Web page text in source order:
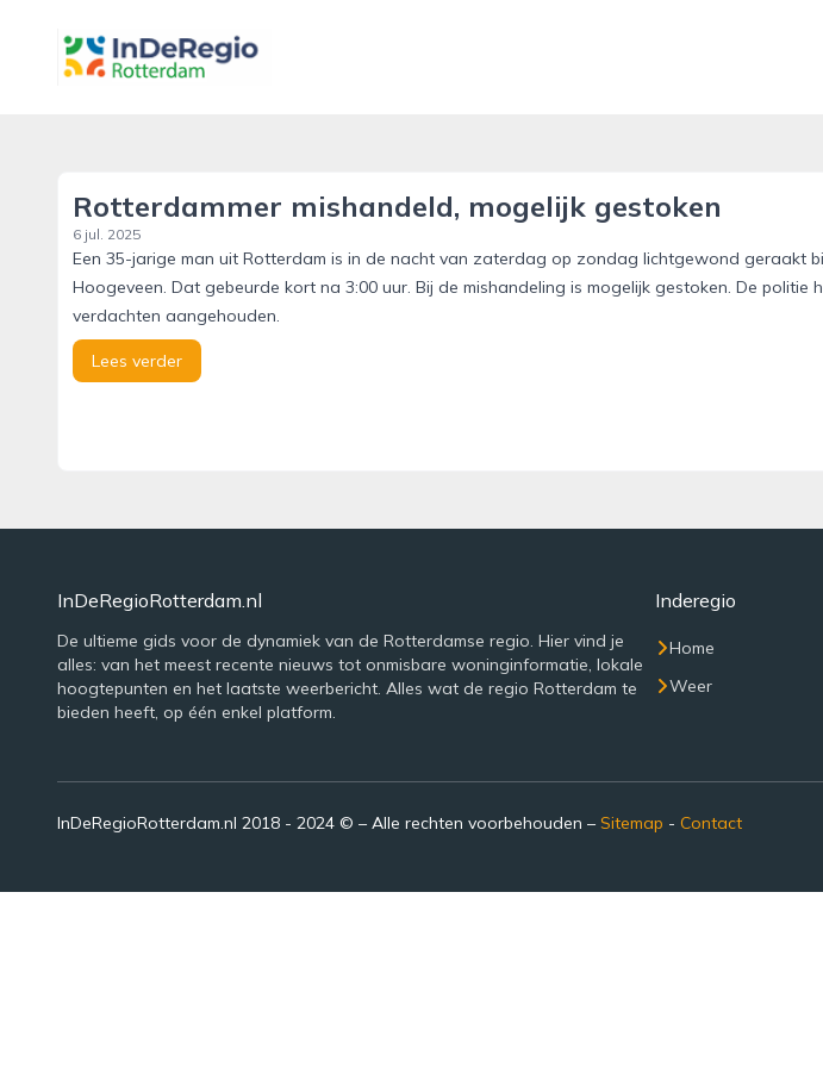
inderegiorotterdam.nl
Rotterdammer mishandeld, mogelijk gestoken
6 jul. 2025
Een 35-jarige man uit Rotterdam is in de nacht van zaterdag op zondag lichtgewond geraakt
Hoogeveen. Dat gebeurde kort na 3:00 uur. Bij de mishandeling is mogelijk gestoken. De politie
verdachten aangehouden.
Lees verder
InDeRegioRotterdam.nl
De ultieme gids voor de dynamiek van de Rotterdamse regio. Hier vind je
alles: van het meest recente nieuws tot onmisbare woninginformatie, lokale
hoogtepunten en het laatste weerbericht. Alles wat de regio Rotterdam te
bieden heeft, op één enkel platform.
Inderegio
Home
Weer
InDeRegioRotterdam.nl 2018 - 2024 © – Alle rechten voorbehouden – Sitemap - Contact